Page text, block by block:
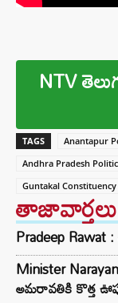
NTV
TAGS Anantapur
Andhra Pradesh
Guntakal
తాజావార్తలు
Pradeep
Minister
అమరావతికి కొత్త